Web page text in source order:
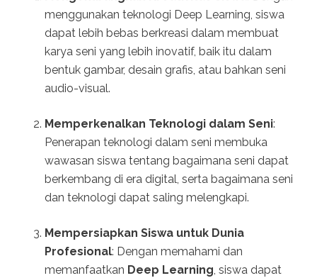
menggunakan teknologi Deep Learning, siswa
dapat lebih bebas berkreasi dalam membuat
karya seni yang lebih inovatif, baik itu dalam
bentuk gambar, desain grafis, atau bahkan seni
audio-visual.
Memperkenalkan Teknologi dalam Seni:
Penerapan teknologi dalam seni membuka
wawasan siswa tentang bagaimana seni dapat
berkembang di era digital, serta bagaimana seni
dan teknologi dapat saling melengkapi.
Mempersiapkan Siswa untuk Dunia
Profesional: Dengan memahami dan
memanfaatkan Deep Learning, siswa dapat